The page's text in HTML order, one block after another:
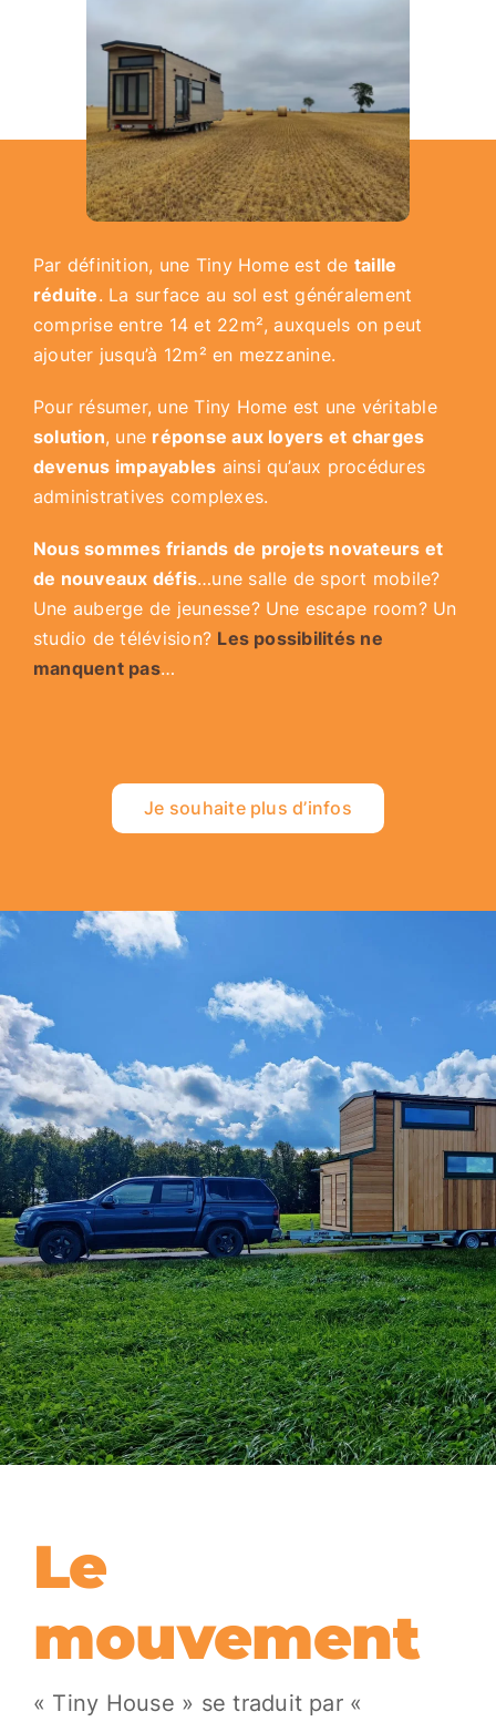
Par définition, une Tiny Home est de taille
réduite. La surface au sol est généralement
comprise entre 14 et 22m², auxquels on peut
ajouter jusqu’à 12m² en mezzanine.
Pour résumer, une Tiny Home est une véritable
solution, une réponse aux loyers et charges
devenus impayables ainsi qu’aux procédures
administratives complexes.
Nous sommes friands de projets novateurs et
de nouveaux défis…une salle de sport mobile?
Une auberge de jeunesse? Une escape room? Un
studio de télévision? Les possibilités ne
manquent pas…
Je souhaite plus d’infos
Le
mouvement
« Tiny House » se traduit par «